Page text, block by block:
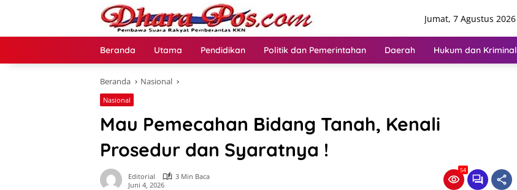
Jumat, 7 Agustus 2026
Beranda Utama Pendidikan Politik dan Pemerintahan Daerah Hukum dan Kriminal
Beranda Nasional
Nasional
Mau Pemecahan Bidang Tanah, Kenali
Prosedur dan Syaratnya !
Editorial
3 Min Baca
Juni 4, 2026
54